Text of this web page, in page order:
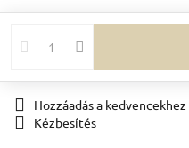
Hozzáadás a kedvencekhez
Kézbesítés